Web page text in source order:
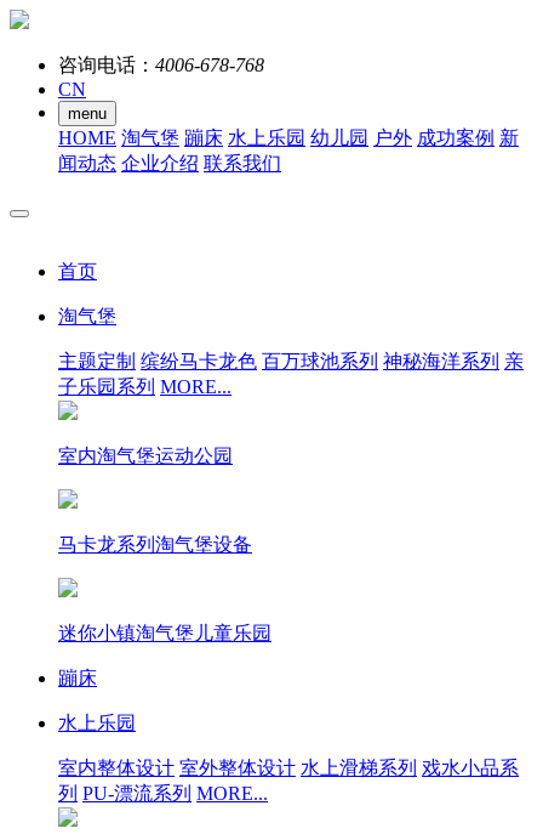
咨询电话： 4006-678-768
CN
menu
HOME 淘气堡 蹦床 水上乐园 幼儿园 户外 成功案例 新
闻动态 企业介绍 联系我们
首页
淘气堡
主题定制 缤纷马卡龙色 百万球池系列 神秘海洋系列 亲
子乐园系列 MORE...
室内淘气堡运动公园
马卡龙系列淘气堡设备
迷你小镇淘气堡儿童乐园
蹦床
水上乐园
室内整体设计 室外整体设计 水上滑梯系列 戏水小品系
列 PU-漂流系列 MORE...